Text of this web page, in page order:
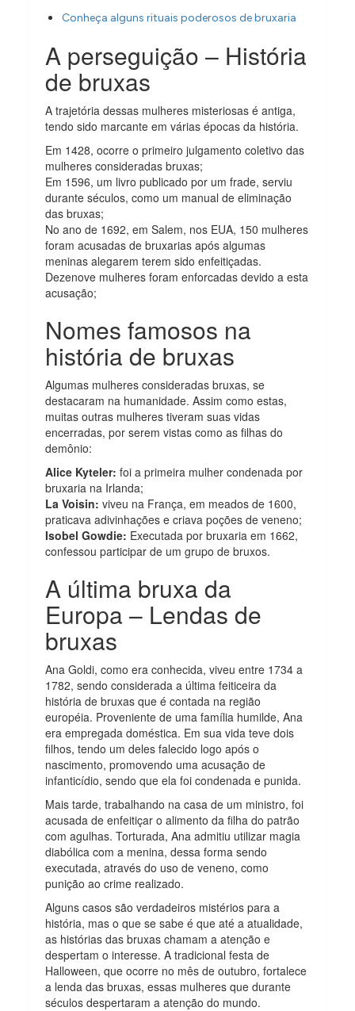
Conheça alguns rituais poderosos de bruxaria
A perseguição – História
de bruxas
A trajetória dessas mulheres misteriosas é antiga,
tendo sido marcante em várias épocas da história.
Em 1428, ocorre o primeiro julgamento coletivo das
mulheres consideradas bruxas;
Em 1596, um livro publicado por um frade, serviu
durante séculos, como um manual de eliminação
das bruxas;
No ano de 1692, em Salem, nos EUA, 150 mulheres
foram acusadas de bruxarias após algumas
meninas alegarem terem sido enfeitiçadas.
Dezenove mulheres foram enforcadas devido a esta
acusação;
Nomes famosos na
história de bruxas
Algumas mulheres consideradas bruxas, se
destacaram na humanidade. Assim como estas,
muitas outras mulheres tiveram suas vidas
encerradas, por serem vistas como as filhas do
demônio:
Alice Kyteler: foi a primeira mulher condenada por
bruxaria na Irlanda;
La Voisin: viveu na França, em meados de 1600,
praticava adivinhações e criava poções de veneno;
Isobel Gowdie: Executada por bruxaria em 1662,
confessou participar de um grupo de bruxos.
A última bruxa da
Europa – Lendas de
bruxas
Ana Goldi, como era conhecida, viveu entre 1734 a
1782, sendo considerada a última feiticeira da
história de bruxas que é contada na região
européia. Proveniente de uma família humilde, Ana
era empregada doméstica. Em sua vida teve dois
filhos, tendo um deles falecido logo após o
nascimento, promovendo uma acusação de
infanticídio, sendo que ela foi condenada e punida.
Mais tarde, trabalhando na casa de um ministro, foi
acusada de enfeitiçar o alimento da filha do patrão
com agulhas. Torturada, Ana admitiu utilizar magia
diabólica com a menina, dessa forma sendo
executada, através do uso de veneno, como
punição ao crime realizado.
Alguns casos são verdadeiros mistérios para a
história, mas o que se sabe é que até a atualidade,
as histórias das bruxas chamam a atenção e
despertam o interesse. A tradicional festa de
Halloween, que ocorre no mês de outubro, fortalece
a lenda das bruxas, essas mulheres que durante
séculos despertaram a atenção do mundo.